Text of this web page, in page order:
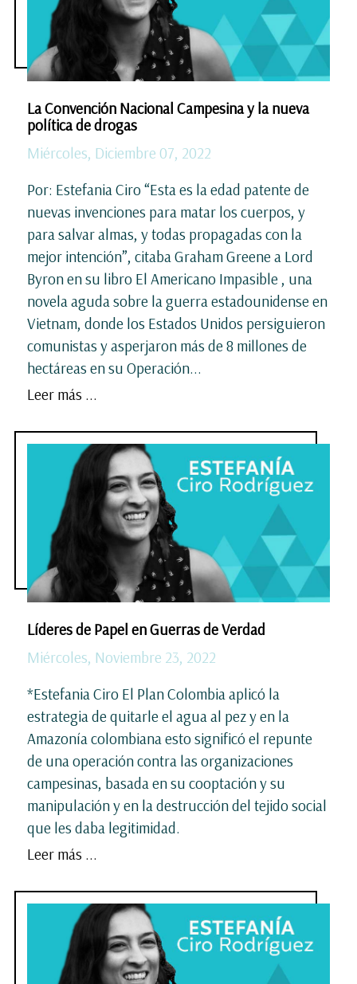
La Convención Nacional Campesina y la nueva
política de drogas
Miércoles, Diciembre 07, 2022
Por: Estefania Ciro “Esta es la edad patente de
nuevas invenciones para matar los cuerpos, y
para salvar almas, y todas propagadas con la
mejor intención”, citaba Graham Greene a Lord
Byron en su libro El Americano Impasible , una
novela aguda sobre la guerra estadounidense en
Vietnam, donde los Estados Unidos persiguieron
comunistas y asperjaron más de 8 millones de
hectáreas en su Operación...
Leer más ...
Líderes de Papel en Guerras de Verdad
Miércoles, Noviembre 23, 2022
*Estefania Ciro El Plan Colombia aplicó la
estrategia de quitarle el agua al pez y en la
Amazonía colombiana esto significó el repunte
de una operación contra las organizaciones
campesinas, basada en su cooptación y su
manipulación y en la destrucción del tejido social
que les daba legitimidad.
Leer más ...